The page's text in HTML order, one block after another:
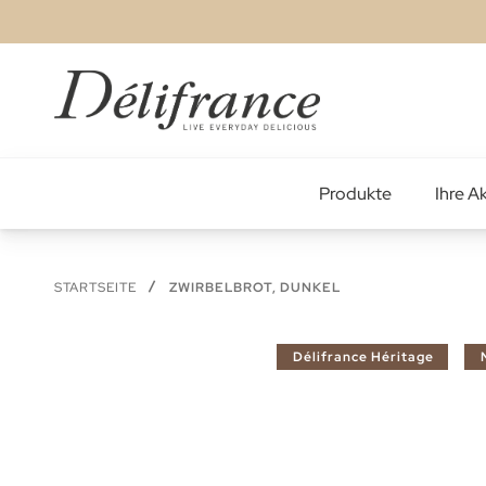
Inhalt
springen
Produkte Ihre
STARTSEITE ZWIRBELBROT, DUNKEL
Délifrance Héritage